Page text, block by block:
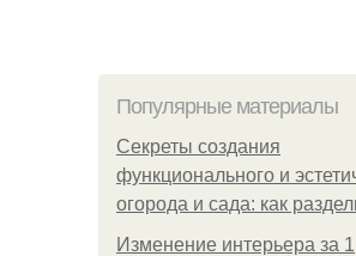
Популярные материалы
Секреты создания
функционального и
огорода и сада: как
Изменение интерьера за 1